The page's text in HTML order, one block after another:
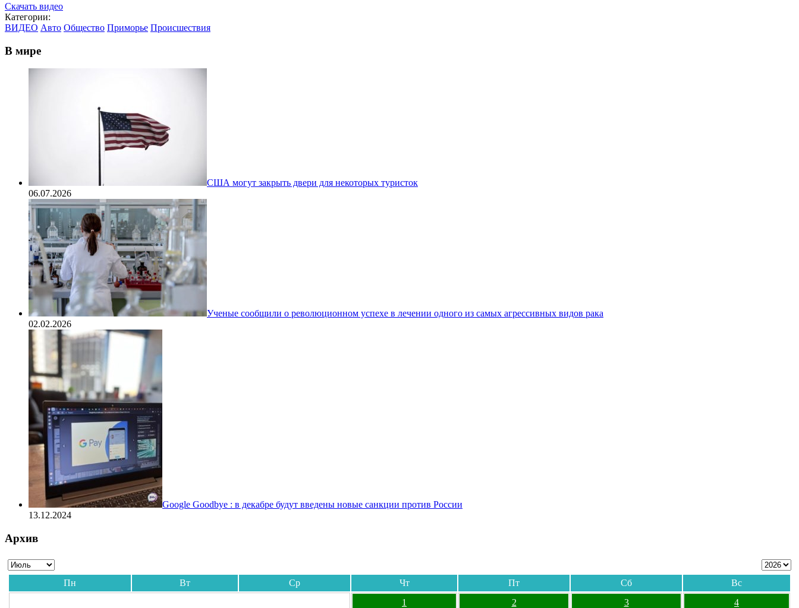
Скачать видео
Категории:
ВИДЕО Авто Общество Приморье Происшествия
В мире
США могут закрыть двери для некоторых туристок
06.07.2026
Ученые сообщили о революционном успехе в лечении одного из самых агрессивных видов рака
02.02.2026
Google Goodbye : в декабре будут введены новые санкции против России
13.12.2024
Архив
Пн Вт Ср Чт Пт Сб
Вс
1
2 3 4